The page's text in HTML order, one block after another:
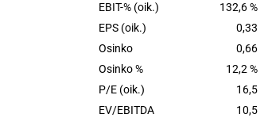
EBIT-% (oik.)
132,6 %
EPS (oik.)
0,33
Osinko
0,66
Osinko %
12,2 %
P/E (oik.)
16,5
EV/EBITDA
10,5